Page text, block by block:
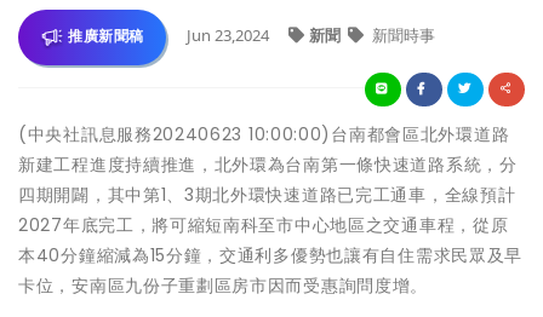
推廣新聞稿 Jun 23,2024 新聞 新聞時事
(中央社訊息服務20240623 10:00:00)台南都會區北外環道路
新建工程進度持續推進，北外環為台南第一條快速道路系統，分
四期開闢，其中第1、3期北外環快速道路已完工通車，全線預計
2027年底完工，將可縮短南科至市中心地區之交通車程，從原
本40分鐘縮減為15分鐘，交通利多優勢也讓有自住需求民眾及早
卡位，安南區九份子重劃區房市因而受惠詢問度增。